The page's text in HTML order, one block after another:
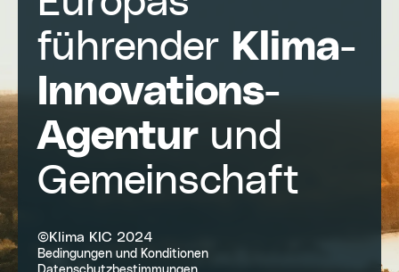
führender Klima-
Innovations-
Agentur und
Gemeinschaft
©Klima KIC 2024
Bedingungen und Konditionen